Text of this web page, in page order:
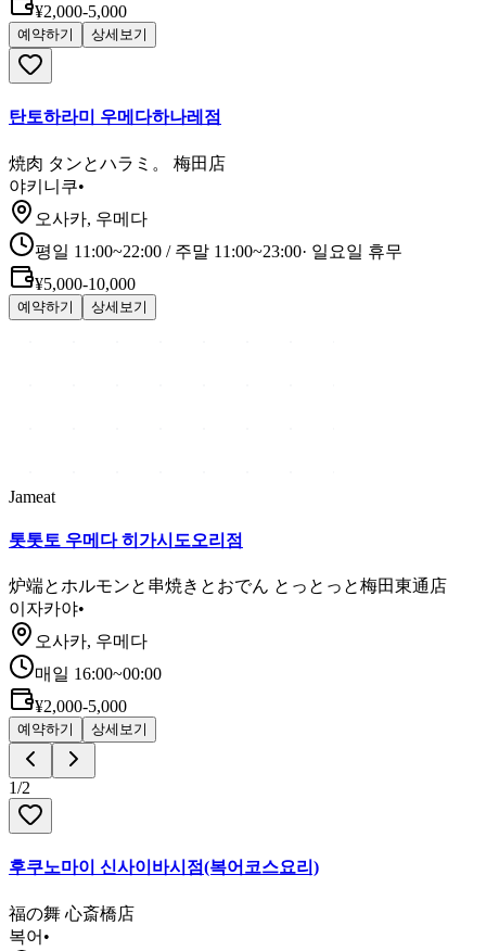
¥2,000-5,000
예약하기 상세보기
탄토하라미 우메다하나레점
焼肉 タンとハラミ。 梅田店
야키니쿠•
오사카, 우메다
평일 11:00~22:00 / 주말 11:00~23:00· 일요일 휴무
¥5,000-10,000
예약하기 상세보기
Jameat
톳톳토 우메다 히가시도오리점
炉端とホルモンと串焼きとおでん とっとっと梅田東通店
이자카야•
오사카, 우메다
매일 16:00~00:00
¥2,000-5,000
예약하기 상세보기
1/2
후쿠노마이 신사이바시점(복어코스요리)
福の舞 心斎橋店
복어 •